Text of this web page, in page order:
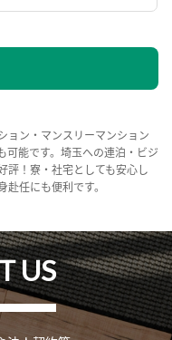
ョン・マンスリーマンション
可能です。埼玉への連泊・ビジ
評！寮・社宅としても安心し
任にも便利です。
US